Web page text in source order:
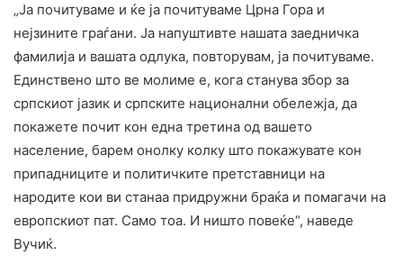
„Ја почитуваме и ќе ја почитуваме Црна Гора и
нејзините граѓани. Ја напуштивте нашата заедничка
фамилија и вашата одлука, повторувам, ја почитуваме.
Единствено што ве молиме е, кога станува збор за
српскиот јазик и српските национални обележја, да
покажете почит кон една третина од вашето
население, барем онолку колку што покажувате кон
припадниците и политичките претставници на
народите кои ви станаа придружни браќа и помагачи на
европскиот пат. Само тоа. И ништо повеќе“, наведе
Вучиќ.